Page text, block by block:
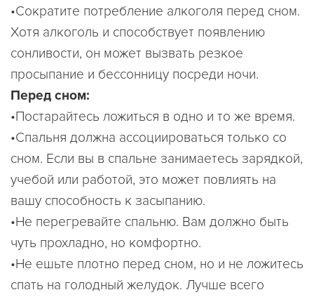
•Сократите потребление алкоголя перед сном.
Хотя алкоголь и способствует появлению
сонливости, он может вызвать резкое
просыпание и бессонницу посреди ночи.
Перед сном:
•Постарайтесь ложиться в одно и то же время.
•Спальня должна ассоциироваться только со
сном. Если вы в спальне занимаетесь зарядкой,
учебой или работой, это может повлиять на
вашу способность к засыпанию.
•Не перегревайте спальню. Вам должно быть
чуть прохладно, но комфортно.
•Не ешьте плотно перед сном, но и не ложитесь
спать на голодный желудок. Лучше всего